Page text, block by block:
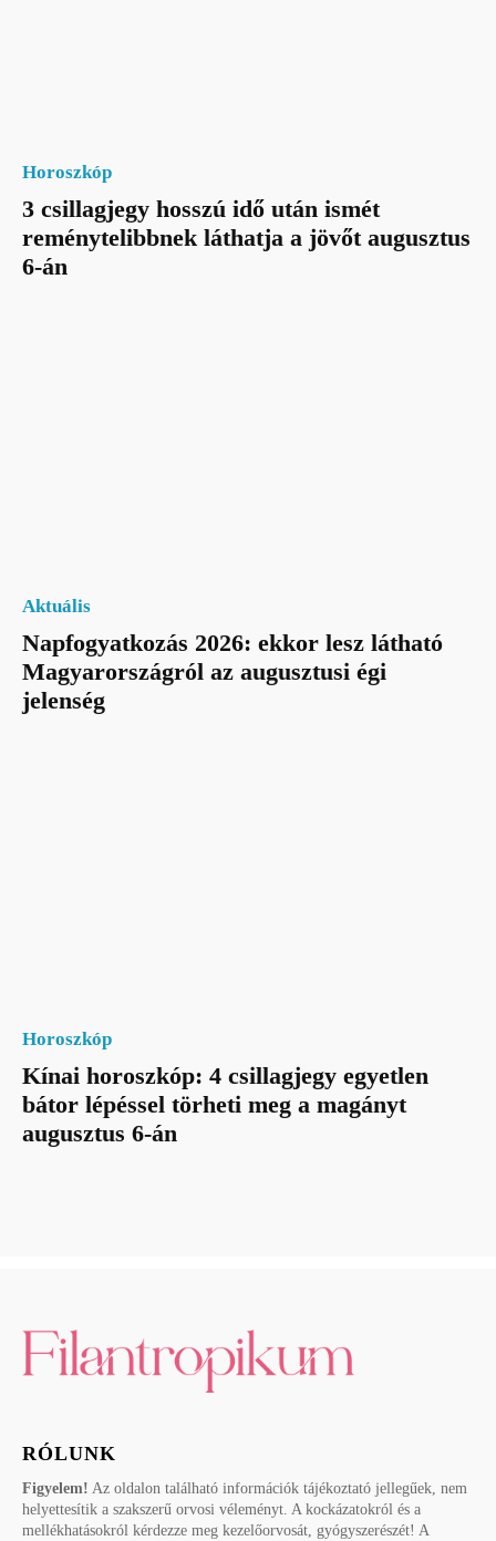
Horoszkóp
3 csillagjegy hosszú idő után ismét
reménytelibbnek láthatja a jövőt augusztus
6-án
Aktuális
Napfogyatkozás 2026: ekkor lesz látható
Magyarországról az augusztusi égi
jelenség
Horoszkóp
Kínai horoszkóp: 4 csillagjegy egyetlen
bátor lépéssel törheti meg a magányt
augusztus 6-án
RÓLUNK
Figyelem! Az oldalon található információk tájékoztató jellegűek, nem
helyettesítik a szakszerű orvosi véleményt. A kockázatokról és a
mellékhatásokról kérdezze meg kezelőorvosát, gyógyszerészét! A